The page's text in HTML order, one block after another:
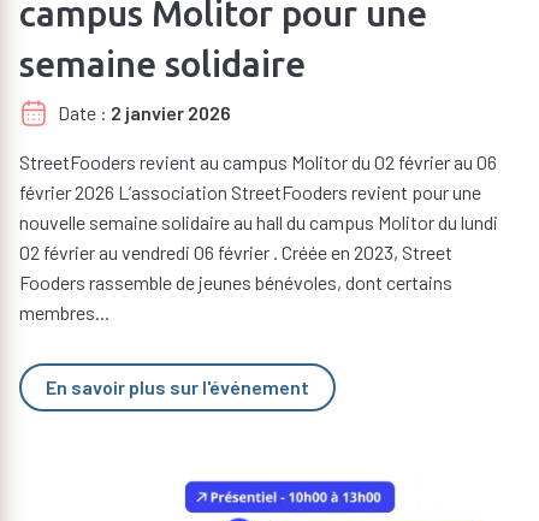
campus Molitor pour une
semaine solidaire
Date 2 janvier 2026
StreetFooders revient au campus Molitor du 02 février au 06
février 2026 L’association StreetFooders revient pour une
nouvelle semaine solidaire au hall du campus Molitor du lundi
02 février au vendredi 06 février . Créée en 2023, Street
Fooders rassemble de jeunes bénévoles, dont certains
membres...
En savoir plus sur l'événement